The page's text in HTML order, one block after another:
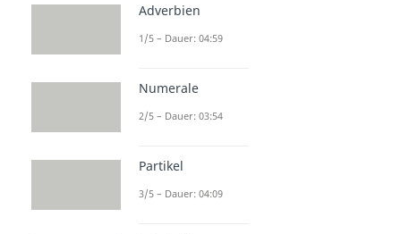
Adverbien
1/5 – Dauer: 04:59
Numerale
2/5 – Dauer: 03:54
Partikel
3/5 – Dauer: 04:09